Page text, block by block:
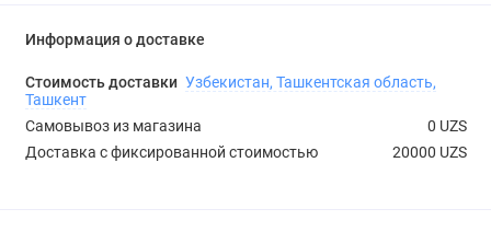
Информация о доставке
Стоимость доставки Узбекистан, Ташкентская область,
Ташкент
Самовывоз из магазина
0 UZS
Доставка с фиксированной стоимостью
20000 UZS